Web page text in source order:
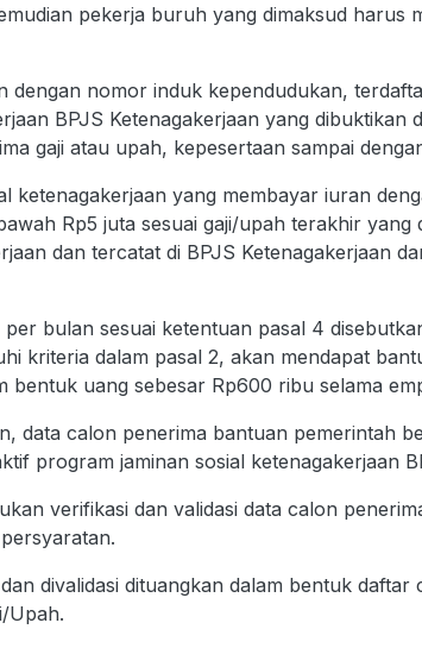
pekerja buruh yang dimaksud harus
dengan nomor induk kependudukan,
BPJS Ketenagakerjaan yang dibuktikan
gaji atau upah, kepesertaan sampai
ketenagakerjaan yang membayar iuran
Rp5 juta sesuai gaji/upah terakhir yang
dan tercatat di BPJS Ketenagakerjaan
bulan sesuai ketentuan pasal 4
kriteria dalam pasal 2, akan mendapat
bentuk uang sebesar Rp600 ribu selama
data calon penerima bantuan pemerintah
program jaminan sosial ketenagakerjaan
verifikasi dan validasi data calon
divalidasi dituangkan dalam bentuk daftar
Upah.